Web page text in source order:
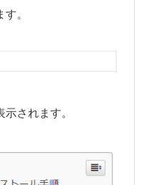
。
されます。